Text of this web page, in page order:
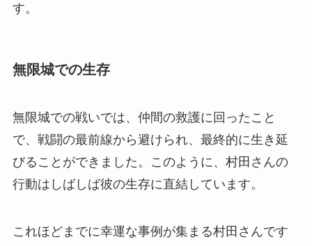
す。
無限城での生存
無限城での戦いでは、仲間の救護に回ったこと
で、戦闘の最前線から避けられ、最終的に生き延
びることができました。このように、村田さんの
行動はしばしば彼の生存に直結しています。
これほどまでに幸運な事例が集まる村田さんです